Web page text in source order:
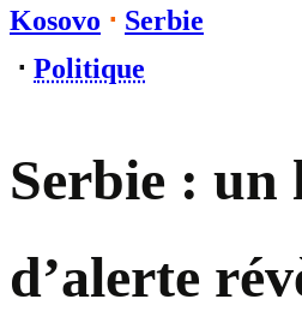
Kosovo ⋅ Serbie
⋅ Politique
Serbie : un
d’alerte